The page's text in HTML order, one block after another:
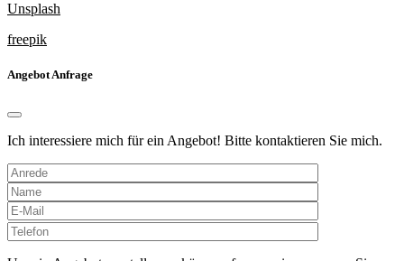
Unsplash
freepik
Angebot Anfrage
Ich interessiere mich für ein Angebot! Bitte kontaktieren Sie mich.
Bitte
lasse